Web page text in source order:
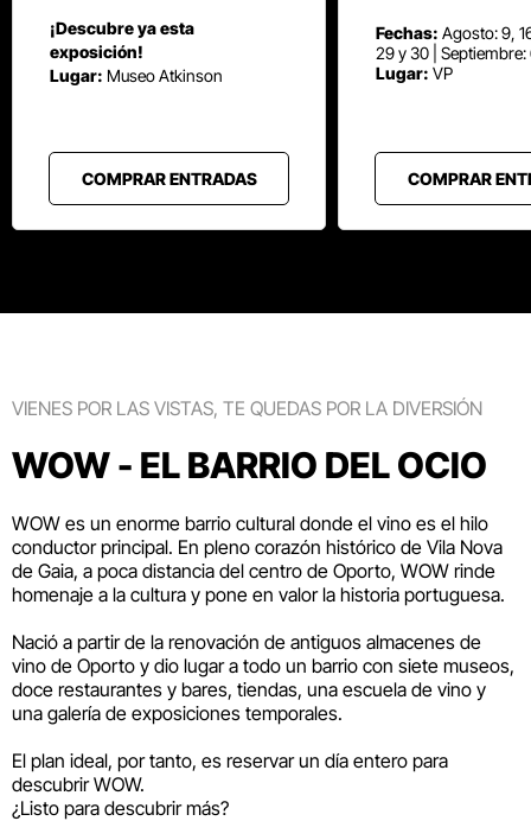
¡Descubre ya esta
exposición!
Lugar: Museo Atkinson
COMPRAR ENTRADAS
Fechas: Agosto: 9,
29 y 30 |
Lugar: VP
COMPRAR
VIENES POR LAS VISTAS, TE QUEDAS POR LA DIVERSIÓN
WOW - EL BARRIO DEL OCIO
WOW es un enorme barrio cultural donde el vino es el hilo
conductor principal. En pleno corazón histórico de Vila Nova
de Gaia, a poca distancia del centro de Oporto, WOW rinde
homenaje a la cultura y pone en valor la historia portuguesa.
Nació a partir de la renovación de antiguos almacenes de
vino de Oporto y dio lugar a todo un barrio con siete museos,
doce restaurantes y bares, tiendas, una escuela de vino y
una galería de exposiciones temporales.
El plan ideal, por tanto, es reservar un día entero para
descubrir WOW.
¿Listo para descubrir más?